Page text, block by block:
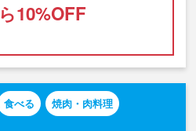
10%OFF
食べる
焼肉・肉料理